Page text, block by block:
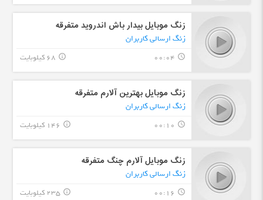
زنگ موبایل بیدار باش اندروید متفرقه
زنگ ارسالی کاربران
query_builder
00:04 68 کیلوبایت info_outline
زنگ موبایل بهترین آلارم متفرقه
زنگ ارسالی کاربران
query_builder
00:10 146 کیلوبایت info_outline
زنگ موبایل آلارم چنگ متفرقه
زنگ ارسالی کاربران
query_builder
00:16 235 کیلوبایت info_outline